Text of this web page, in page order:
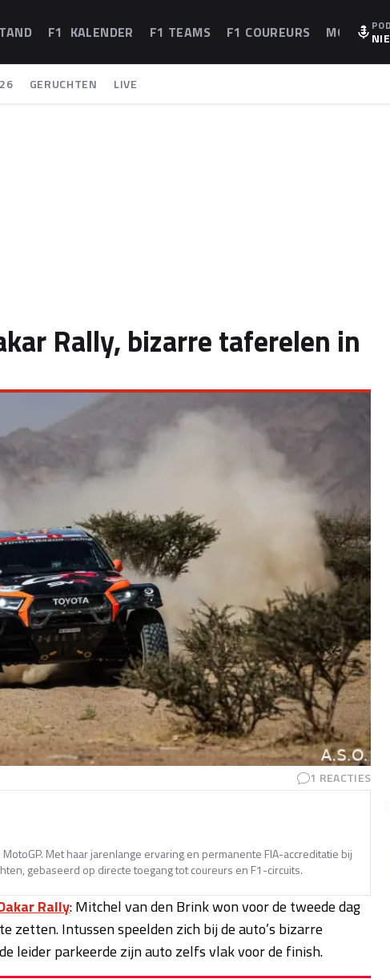
F1 KALENDER F1 TEAMS F1 COUREURS MOTOGP
GERUCHTEN LIVE
Rally, bizarre taferelen in
1 REACTIES
Met haar jarenlange ervaring en permanente FIA-accreditatie bij
gebaseerd op directe toegang tot coureurs en F1-circuits.
Rally: Mitchel van den Brink won voor de tweede dag
zetten. Intussen speelden zich bij de auto’s bizarre
leider parkeerde zijn auto zelfs vlak voor de finish.